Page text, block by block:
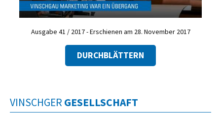
Ausgabe 41 / 2017 - Erschienen am 28. November 2017
DURCHBLÄTTERN
VINSCHGER GESELLSCHAFT